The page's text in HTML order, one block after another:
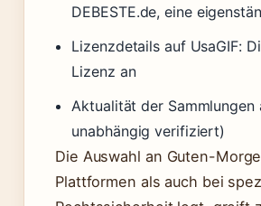
DEBESTE.de, eine
Lizenzdetails auf UsaGIF:
Lizenz an
Aktualität der Sammlungen
unabhängig verifiziert)
Die Auswahl an Guten-
Plattformen als auch bei